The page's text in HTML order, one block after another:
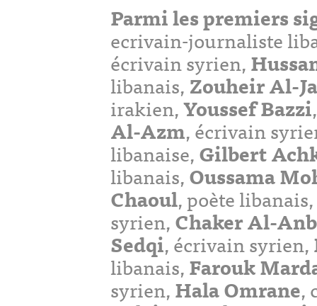
Parmi les premiers
ecrivain-journaliste
écrivain syrien,
libanais,Zouheir Al-
irakien,Youssef Bazzi
Al-Azm, écrivain
libanaise,Gilbert
libanais,Oussama
Chaoul, poète libanais,
syrien,Chaker Al-
Sedqi, écrivain syrien,
libanais,Farouk
syrien,Hala Omrane,